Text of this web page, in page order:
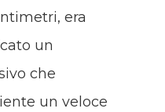
era
un
che
un veloce